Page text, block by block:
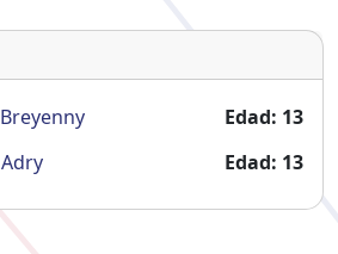
Breyenny
Edad: 13
Adry Edad: 13